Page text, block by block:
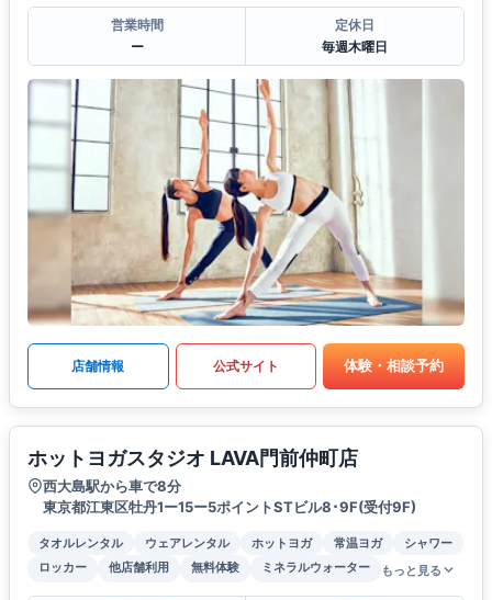
営業時間
ー
定休日
毎週木曜日
店舗情報 公式サイト 体験・相談予約
ホットヨガスタジオ LAVA門前仲町店
西大島駅から車で8分
東京都江東区牡丹1ー15ー5ポイントSTビル8･9F(受付9F)
タオルレンタル ウェアレンタル ホットヨガ 常温ヨガ
シャワー
ロッカー
他店舗利用 無料体験 ミネラルウォーター もっと見る